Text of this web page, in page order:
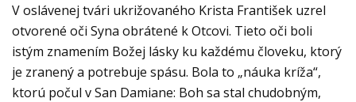
V oslávenej tvári ukrižovaného Krista František uzrel
otvorené oči Syna obrátené k Otcovi. Tieto oči boli
istým znamením Božej lásky ku každému človeku, ktorý
je zranený a potrebuje spásu. Bola to „náuka kríža“,
ktorú počul v San Damiane: Boh sa stal chudobným,